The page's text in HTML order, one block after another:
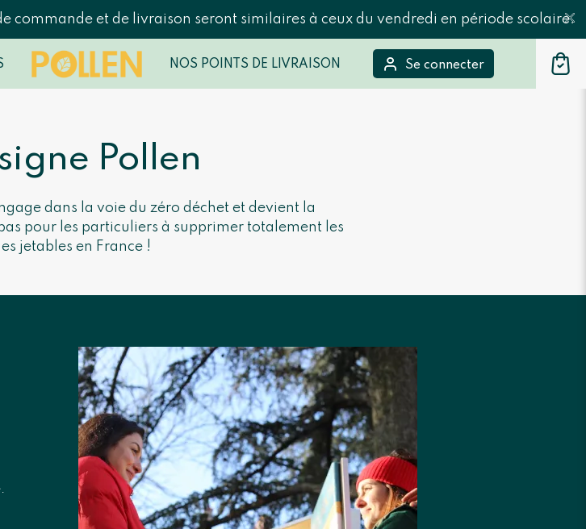
commande et de livraison seront similaires à ceux du vendredi en période scolaire.
NOS POINTS DE LIVRAISON Se connecter
Pollen
dans la voie du zéro déchet et devient la
pour les particuliers à supprimer totalement les
jetables en France !